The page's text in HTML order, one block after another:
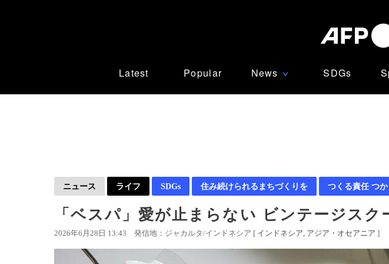
Latest Popular News ∨ SDGs
ニュース ライフ SDGs 住み続けられるまちづくりを つくる責任 つ
「ベスパ」愛が止まらない ビンテージス
2026年6月28日 13:43 発信地：ジャカルタ/インドネシア [ インドネシア アジア・オセアニア ]